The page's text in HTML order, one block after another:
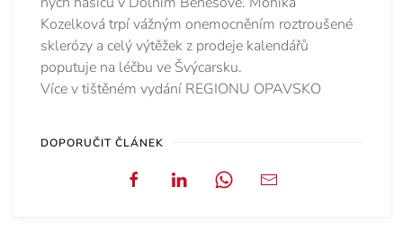
Kozelková trpí vážným onemocněním roztroušené
sklerózy a celý výtěžek z prodeje kalendářů
poputuje na léčbu ve Švýcarsku.
Více v tištěném vydání REGIONU OPAVSKO
DOPORUČIT ČLÁNEK